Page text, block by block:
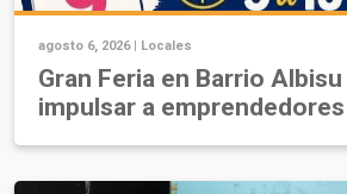
agosto 6, 2026 | Locales
Gran Feria en Barrio
impulsar a